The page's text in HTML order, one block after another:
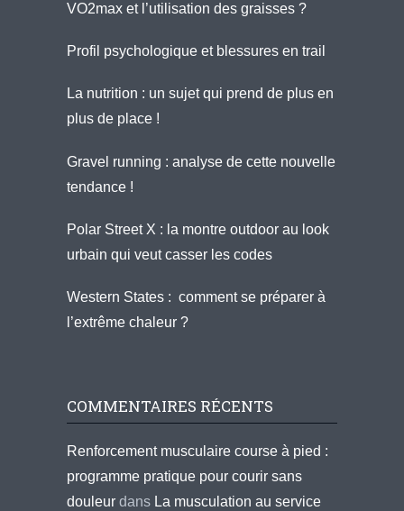
VO2max et l’utilisation des graisses ?
Profil psychologique et blessures en trail
La nutrition : un sujet qui prend de plus en
plus de place !
Gravel running : analyse de cette nouvelle
tendance !
Polar Street X : la montre outdoor au look
urbain qui veut casser les codes
Western States : comment se préparer à
l’extrême chaleur ?
COMMENTAIRES RÉCENTS
Renforcement musculaire course à pied :
programme pratique pour courir sans
douleur dans La musculation au service